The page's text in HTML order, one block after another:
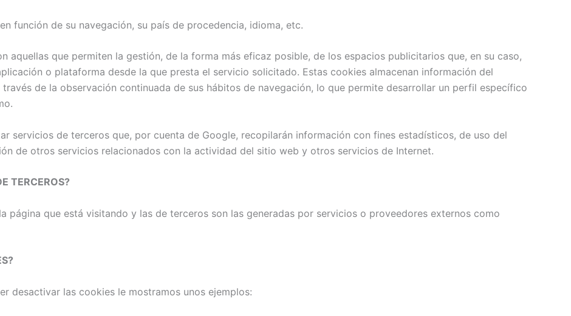
función de su navegación, su país de procedencia, idioma, etc.
aquellas que permiten la gestión, de la forma más eficaz posible, de los espacios publicitarios que, en su caso,
o plataforma desde la que presta el servicio solicitado. Estas cookies almacenan información del
de la observación continuada de sus hábitos de navegación, lo que permite desarrollar un perfil específico
servicios de terceros que, por cuenta de Google, recopilarán información con fines estadísticos, de uso del
de otros servicios relacionados con la actividad del sitio web y otros servicios de Internet.
TERCEROS?
página que está visitando y las de terceros son las generadas por servicios o proveedores externos como
desactivar las cookies le mostramos unos ejemplos: